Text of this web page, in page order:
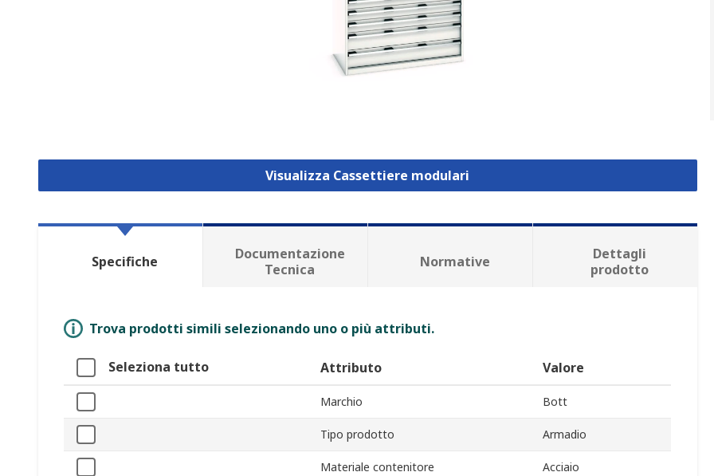
Visualizza Cassettiere modulari
Specifiche
Documentazione
Tecnica
Normative
Dettagli
prodotto
Trova prodotti simili selezionando uno o più attributi.
Seleziona tutto Attributo Valore
Marchio Bott
Tipo prodotto Armadio
Materiale contenitore Acciaio